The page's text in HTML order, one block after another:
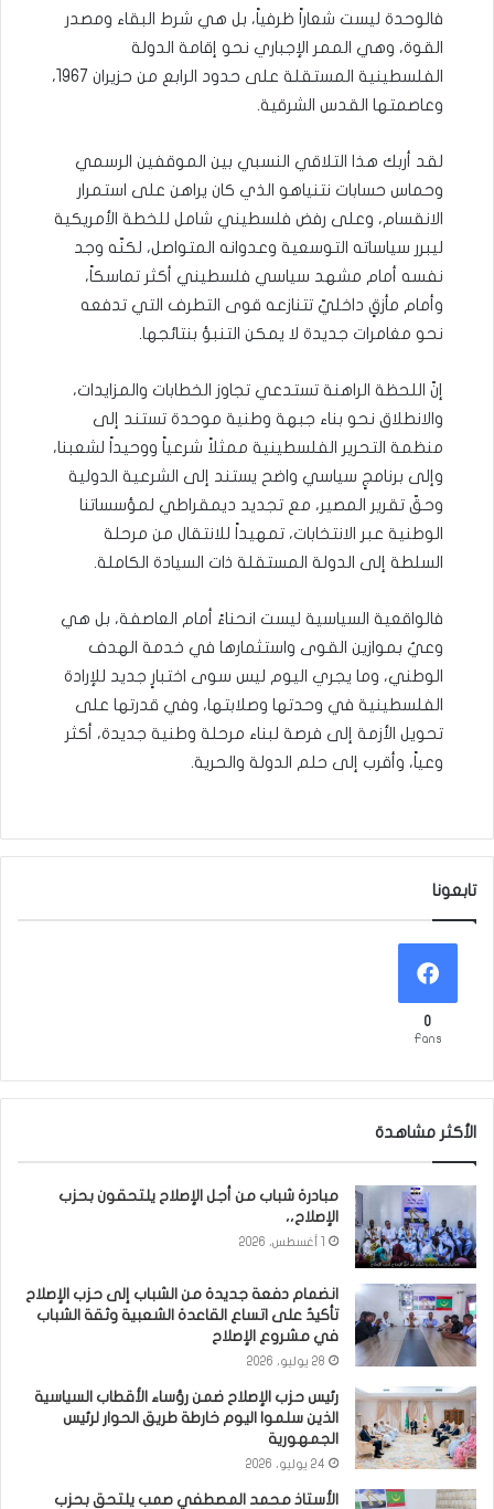
فالوحدة ليست شعاراً ظرفياً، بل هي شرط البقاء ومصدر
القوة، وهي الممر الإجباري نحو إقامة الدولة
الفلسطينية المستقلة على حدود الرابع من حزيران 1967،
وعاصمتها القدس الشرقية.
لقد أربك هذا التلاقي النسبي بين الموقفين الرسمي
وحماس حسابات نتنياهو الذي كان يراهن على استمرار
الانقسام، وعلى رفض فلسطيني شامل للخطة الأمريكية
ليبرر سياساته التوسعية وعدوانه المتواصل، لكنّه وجد
نفسه أمام مشهد سياسي فلسطيني أكثر تماسكاً،
وأمام مأزقٍ داخليّ تتنازعه قوى التطرف التي تدفعه
نحو مغامرات جديدة لا يمكن التنبؤ بنتائجها.
إنّ اللحظة الراهنة تستدعي تجاوز الخطابات والمزايدات،
والانطلاق نحو بناء جبهة وطنية موحدة تستند إلى
منظمة التحرير الفلسطينية ممثلاً شرعياً ووحيداً لشعبنا،
وإلى برنامجٍ سياسي واضح يستند إلى الشرعية الدولية
وحقّ تقرير المصير، مع تجديد ديمقراطي لمؤسساتنا
الوطنية عبر الانتخابات، تمهيداً للانتقال من مرحلة
السلطة إلى الدولة المستقلة ذات السيادة الكاملة.
فالواقعية السياسية ليست انحناءً أمام العاصفة، بل هي
وعيٌ بموازين القوى واستثمارها في خدمة الهدف
الوطني، وما يجري اليوم ليس سوى اختبارٍ جديد للإرادة
الفلسطينية في وحدتها وصلابتها، وفي قدرتها على
تحويل الأزمة إلى فرصة لبناء مرحلة وطنية جديدة، أكثر
وعياً، وأقرب إلى حلم الدولة والحرية.
تابعونا
0
Fans
الأكثر مشاهدة
مبادرة شباب من أجل الإصلاح يلتحقون بحزب
الإصلاح،،
انضمام دفعة جديدة من الشباب إلى حزب الإصلاح
تأكيدٌ على اتساع القاعدة الشعبية وثقة الشباب
في مشروع الإصلاح
28 يوليو، 2026
رئيس حزب الإصلاح ضمن رؤساء الأقطاب السياسية
الذين سلموا اليوم خارطة طريق الحوار لرئيس
الجمهورية
24 يوليو، 2026
الأستاذ محمد المصطفي صمب يلتحق بحزب